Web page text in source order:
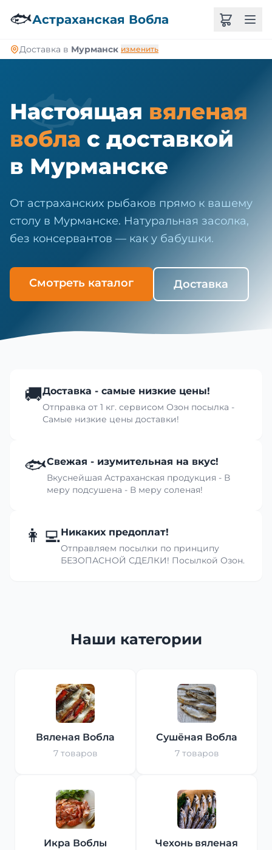
🐟Астраханская Вобла
Доставка в Мурманск изменить
🐟
Настоящая вяленая
вобла с доставкой
в Мурманске
От астраханских рыбаков прямо к вашему
столу в Мурманске. Натуральная засолка,
без консервантов — как у бабушки.
Смотреть каталог Доставка
🚚Доставка - самые низкие цены!
Отправка от 1 кг. сервисом Озон посылка -
Самые низкие цены доставки!
🐟Свежая - изумительная на вкус!
Вкуснейшая Астраханская продукция - В
меру подсушена - В меру соленая!
👩‍💻Никаких предоплат!
Отправляем посылки по принципу
БЕЗОПАСНОЙ СДЕЛКИ! Посылкой Озон.
Наши категории
Вяленая Вобла
7 товаров
Сушёная Вобла
7 товаров
Икра Воблы Чехонь вяленая